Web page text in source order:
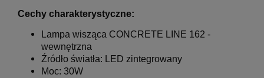
Cechy charakterystyczne:
Lampa wisząca CONCRETE LINE 162 -
wewnętrzna
Źródło światła: LED zintegrowany
Moc: 30W